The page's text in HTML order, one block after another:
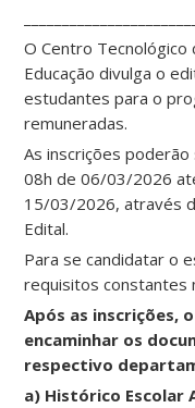
O Centro Tecnológico
Educação divulga o
estudantes para o
remuneradas.
As inscrições
08h de 06/03/2026
15/03/2026, através
Edital.
Para se candidatar o
requisitos constantes
Após as inscrições,
encaminhar os
respectivo
a) Histórico Escolar